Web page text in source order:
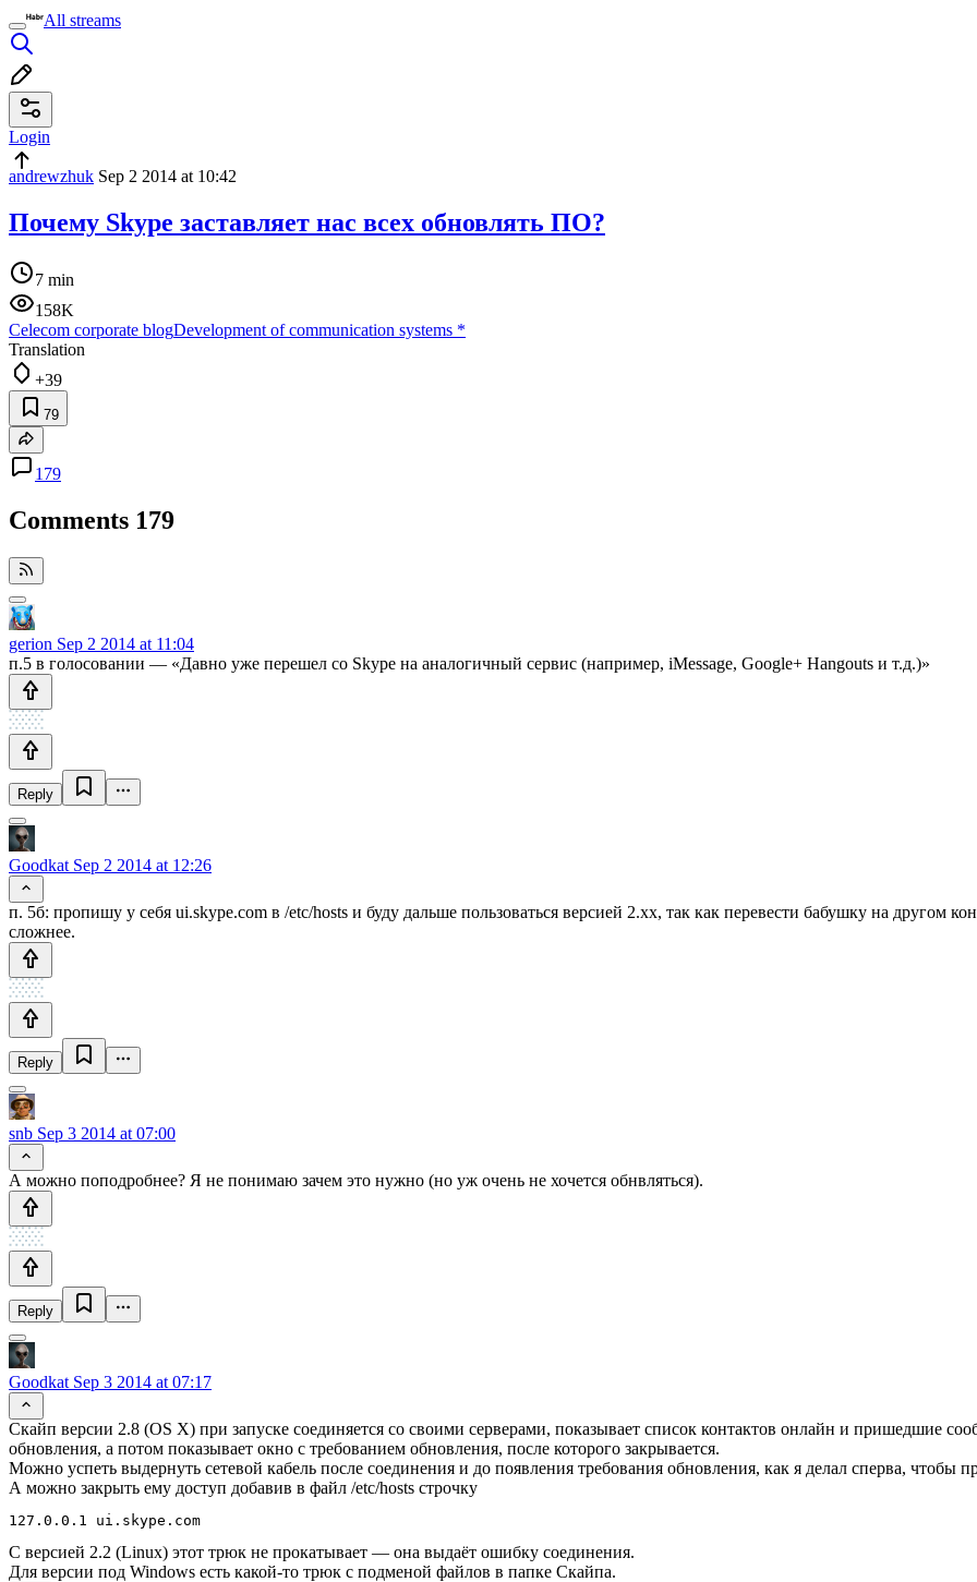
All streams
Login
andrewzhuk Sep 2 2014 at 10:42
Почему Skype заставляет нас всех обновлять ПО?
7 min
158K
Celecom corporate blogDevelopment of communication systems *
Translation
+39
79
179
Comments 179
gerion Sep 2 2014 at 11:04
п.5 в голосовании — «Давно уже перешел со Skype на аналогичный сервис (например, iMessage, Google+ Hangouts и т.д.)»
Reply
Goodkat Sep 2 2014 at 12:26
п. 5б: пропишу у себя ui.skype.com в /etc/hosts и буду дальше пользоваться версией 2.хх, так как перевести бабушку на другом
сложнее.
Reply
snb Sep 3 2014 at 07:00
А можно поподробнее? Я не понимаю зачем это нужно (но уж очень не хочется обнвляться).
Reply
Goodkat Sep 3 2014 at 07:17
Скайп версии 2.8 (OS X) при запуске соединяется со своими серверами, показывает список контактов онлайн и пришедшие
обновления, а потом показывает окно с требованием обновления, после которого закрывается.
Можно успеть выдернуть сетевой кабель после соединения и до появления требования обновления, как я делал сперва, чтобы
А можно закрыть ему доступ добавив в файл /etc/hosts строчку
С версией 2.2 (Linux) этот трюк не прокатывает — она выдаёт ошибку соединения.
Для версии под Windows есть какой-то трюк с подменой файлов в папке Скайпа.